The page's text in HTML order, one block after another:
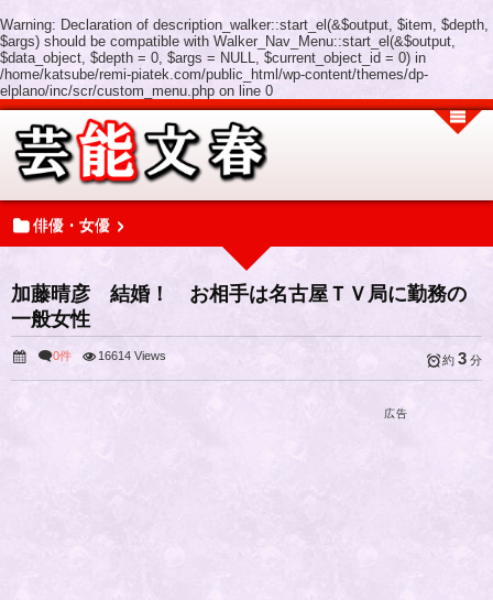
Warning: Declaration of description_walker::start_el(&$output, $item, $depth,
$args) should be compatible with Walker_Nav_Menu::start_el(&$output,
$data_object, $depth = 0, $args = NULL, $current_object_id = 0) in
/home/katsube/remi-piatek.com/public_html/wp-content/themes/dp-
elplano/inc/scr/custom_menu.php on line 0
俳優・女優
加藤晴彦 結婚！ お相手は名古屋ＴＶ局に勤務の
一般女性
0件 16614 Views 約 3 分
広告